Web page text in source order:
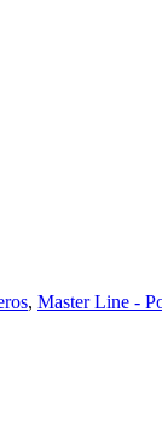
, Master Line -